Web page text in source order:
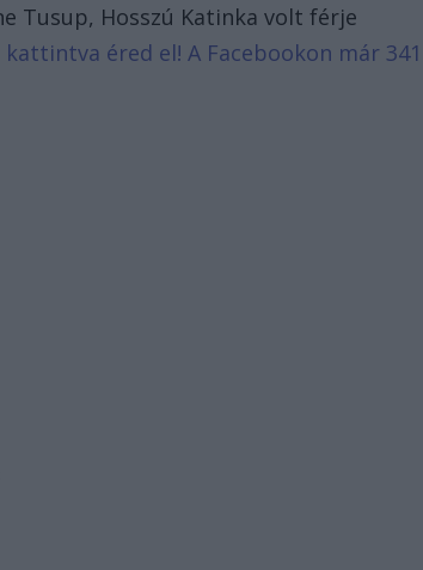
Tusup, Hosszú Katinka volt férje
éred el! A Facebookon már 341